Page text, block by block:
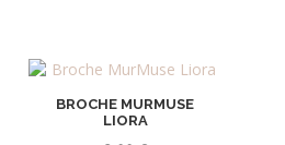
BROCHE MURMUSE
LIORA